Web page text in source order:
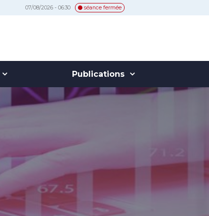
07/08/2026 - 06:30 séance fermée
Publications